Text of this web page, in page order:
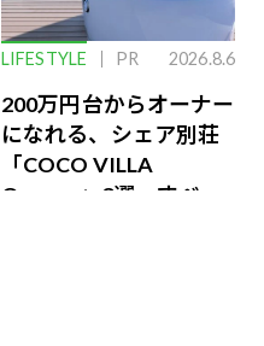
LIFESTYLE PR 2026.8.6
200万円台からオーナー
になれる、シェア別荘
「COCO VILLA
Owners」3選。すべて